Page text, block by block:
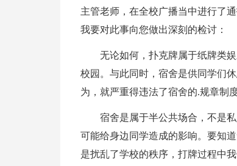
主管老师，在全校广播当中进行了
我要对此事向您做出深刻的检讨：
无论如何，扑克牌属于纸牌类
校园。与此同时，宿舍是供同学们
为，就严重得违法了宿舍的.规章制
宿舍是属于半公共场合，不是
可能给身边同学造成的影响。要知
是扰乱了学校的秩序，打牌过程中